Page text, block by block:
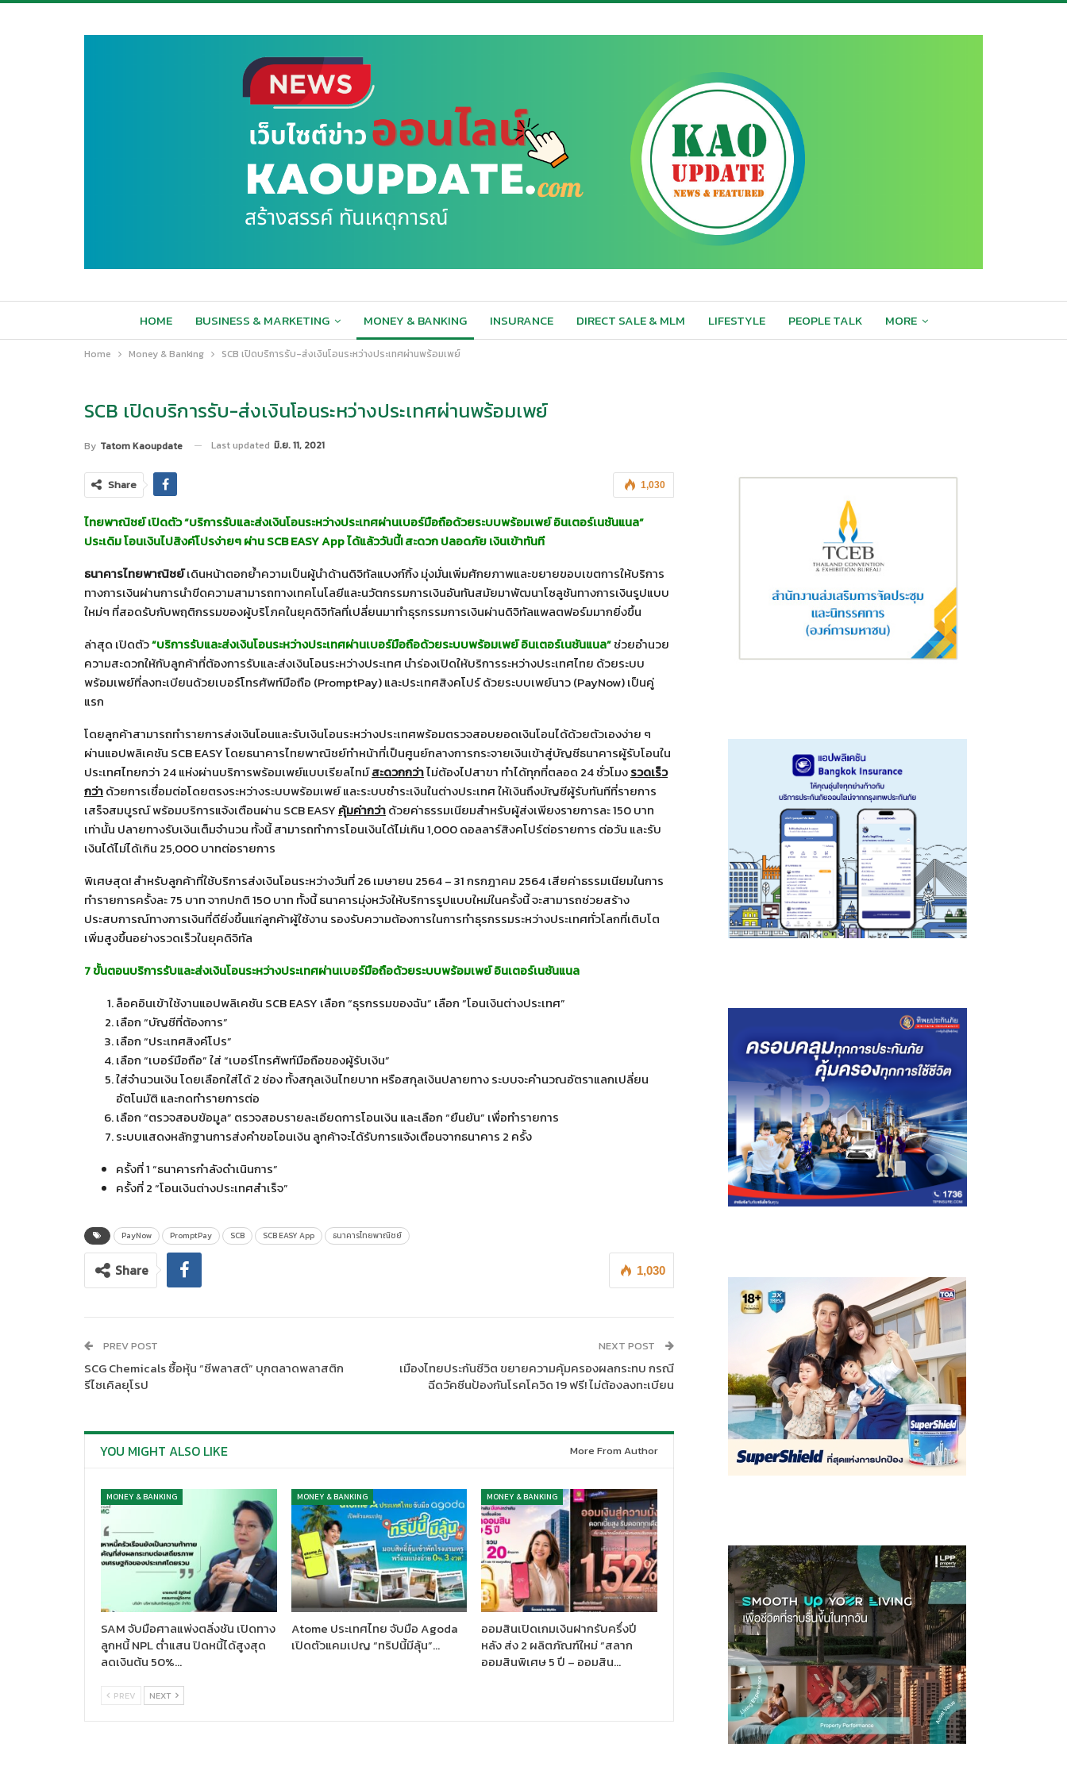
HOME BUSINESS & MARKETING MONEY & BANKING INSURANCE DIRECT SALE & MLM LIFESTYLE PEOPLE TALK MORE
Home Money & Banking SCB เปิดบริการรับ-ส่งเงินโอนระหว่างประเทศผ่านพร้อมเพย์
SCB เปิดบริการรับ-ส่งเงินโอนระหว่างประเทศผ่านพร้อมเพย์
By Tatom Kaoupdate Last updated มิ.ย. 11, 2021
1,030
Share
ไทยพาณิชย์ เปิดตัว“บริการรับและส่งเงินโอนระหว่างประเทศผ่านเบอร์มือถือด้วยระบบพร้อมเพย์ อินเตอร์เนชันแนล”
ประเดิม โอนเงินไปสิงค์โปรง่ายๆ ผ่านSCB EASYApp ได้แล้ววันนี้! สะดวก ปลอดภัย เงินเข้าทันที
ธนาคารไทยพาณิชย์เดินหน้าตอกย้ำความเป็นผู้นำด้านดิจิทัลแบงก์กิ้ง มุ่งมั่นเพิ่มศักยภาพและขยายขอบเขตการให้บริการ
ทางการเงินผ่านการนำขีดความสามารถทางเทคโนโลยีและนวัตกรรมการเงินอันทันสมัยมาพัฒนาโซลูชันทางการเงินรูปแบบ
ใหม่ๆ ที่สอดรับกับพฤติกรรมของผู้บริโภคในยุคดิจิทัลที่เปลี่ยนมาทำธุรกรรมการเงินผ่านดิจิทัลแพลตฟอร์มมากยิ่งขึ้น
ล่าสุด เปิดตัว“บริการรับและส่งเงินโอนระหว่างประเทศผ่านเบอร์มือถือด้วยระบบพร้อมเพย์ อินเตอร์เนชันแนล”ช่วยอำนวย
ความสะดวกให้กับลูกค้าที่ต้องการรับและส่งเงินโอนระหว่างประเทศ นำร่องเปิดให้บริการระหว่างประเทศไทย ด้วยระบบ
พร้อมเพย์ที่ลงทะเบียนด้วยเบอร์โทรศัพท์มือถือ (PromptPay) และประเทศสิงคโปร์ ด้วยระบบเพย์นาว (PayNow) เป็นคู่
แรก
โดยลูกค้าสามารถทำรายการส่งเงินโอนและรับเงินโอนระหว่างประเทศพร้อมตรวจสอบยอดเงินโอนได้ด้วยตัวเองง่าย ๆ
ผ่านแอปพลิเคชัน SCB EASY โดยธนาคารไทยพาณิชย์ทำหน้าที่เป็นศูนย์กลางการกระจายเงินเข้าสู่บัญชีธนาคารผู้รับโอนใน
ประเทศไทยกว่า 24 แห่งผ่านบริการพร้อมเพย์แบบเรียลไทม์สะดวกกว่าไม่ต้องไปสาขา ทำได้ทุกที่ตลอด 24 ชั่วโมงรวดเร็ว
กว่าด้วยการเชื่อมต่อโดยตรงระหว่างระบบพร้อมเพย์ และระบบชำระเงินในต่างประเทศ ให้เงินถึงบัญชีผู้รับทันทีที่รายการ
เสร็จสมบูรณ์ พร้อมบริการแจ้งเตือนผ่าน SCB EASY คุ้มค่ากว่าด้วยค่าธรรมเนียมสำหรับผู้ส่งเพียงรายการละ 150 บาท
เท่านั้น ปลายทางรับเงินเต็มจำนวน ทั้งนี้ สามารถทำการโอนเงินได้ไม่เกิน 1,000 ดอลลาร์สิงคโปร์ต่อรายการ ต่อวัน และรับ
เงินได้ไม่ได้เกิน 25,000 บาทต่อรายการ
พิเศษสุด! สำหรับลูกค้าที่ใช้บริการส่งเงินโอนระหว่างวันที่ 26 เมษายน 2564 – 31 กรกฎาคม 2564 เสียค่าธรรมเนียมในการ
ทำรายการครั้งละ 75 บาท จากปกติ 150 บาท ทั้งนี้ ธนาคารมุ่งหวังให้บริการรูปแบบใหม่ในครั้งนี้ จะสามารถช่วยสร้าง
ประสบการณ์ทางการเงินที่ดียิ่งขึ้นแก่ลูกค้าผู้ใช้งาน รองรับความต้องการในการทำธุรกรรมระหว่างประเทศทั่วโลกที่เติบโต
เพิ่มสูงขึ้นอย่างรวดเร็วในยุคดิจิทัล
7 ขั้นตอนบริการรับและส่งเงินโอนระหว่างประเทศผ่านเบอร์มือถือด้วยระบบพร้อมเพย์ อินเตอร์เนชันแนล
ล็อคอินเข้าใช้งานแอปพลิเคชัน SCB EASY เลือก “ธุรกรรมของฉัน” เลือก “โอนเงินต่างประเทศ”
เลือก “บัญชีที่ต้องการ”
เลือก “ประเทศสิงค์โปร”
เลือก “เบอร์มือถือ” ใส่ “เบอร์โทรศัพท์มือถือของผู้รับเงิน”
ใส่จำนวนเงิน โดยเลือกใส่ได้ 2 ช่อง ทั้งสกุลเงินไทยบาท หรือสกุลเงินปลายทาง ระบบจะคำนวณอัตราแลกเปลี่ยน
อัตโนมัติ และกดทำรายการต่อ
เลือก “ตรวจสอบข้อมูล” ตรวจสอบรายละเอียดการโอนเงิน และเลือก “ยืนยัน” เพื่อทำรายการ
ระบบแสดงหลักฐานการส่งคำขอโอนเงิน ลูกค้าจะได้รับการแจ้งเตือนจากธนาคาร 2 ครั้ง
ครั้งที่ 1 “ธนาคารกำลังดำเนินการ”
ครั้งที่ 2 “โอนเงินต่างประเทศสำเร็จ”
PayNow PromptPay SCB SCB EASY App ธนาคารไทยพาณิชย์
1,030
Share
PREV POST
SCG Chemicals ซื้อหุ้น “ซีพลาสต์” บุกตลาดพลาสติก
รีไซเคิลยุโรป
NEXT POST
เมืองไทยประกันชีวิต ขยายความคุ้มครองผลกระทบ กรณี
ฉีดวัคซีนป้องกันโรคโควิด 19 ฟรี! ไม่ต้องลงทะเบียน
YOU MIGHT ALSO LIKE More From Author
MONEY & BANKING
SAM จับมือศาลแพ่งตลิ่งชัน เปิดทาง
ลูกหนี้ NPL ต่ำแสน ปิดหนี้ได้สูงสุด
ลดเงินต้น 50%…
MONEY & BANKING
Atome ประเทศไทย จับมือ Agoda
เปิดตัวแคมเปญ “ทริปนี้มีลุ้น”…
MONEY & BANKING
ออมสินเปิดเกมเงินฝากรับครึ่งปี
หลัง ส่ง 2 ผลิตภัณฑ์ใหม่ “สลาก
ออมสินพิเศษ 5 ปี – ออมสิน…
PREV NEXT